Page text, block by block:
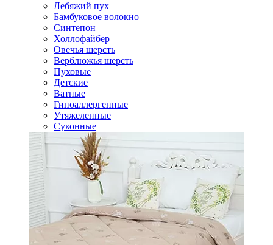
Лебяжий пух
Бамбуковое волокно
Синтепон
Холлофайбер
Овечья шерсть
Верблюжья шерсть
Пуховые
Детские
Ватные
Гипоаллергенные
Утяжеленные
Суконные